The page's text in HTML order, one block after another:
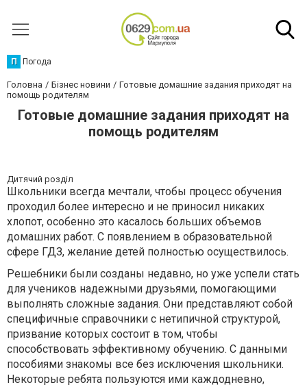
П Погода
Головна Бізнес новини
Готовые домашние задания приходят на
помощь родителям
Готовые домашние задания приходят на
помощь родителям
Дитячий розділ
Школьники всегда мечтали, чтобы процесс обучения
проходил более интересно и не приносил никаких
хлопот, особенно это касалось больших объемов
домашних работ. С появлением в образовательной
сфере ГДЗ, желание детей полностью осуществилось.
Решебники были созданы недавно, но уже успели стать
для учеников надежными друзьями, помогающими
выполнять сложные задания. Они представляют собой
специфичные справочники с нетипичной структурой,
призвание которых состоит в том, чтобы
способствовать эффективному обучению. С данными
пособиями знакомы все без исключения школьники.
Некоторые ребята пользуются ими каждодневно,